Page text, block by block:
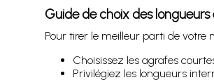
Guide de choix des
Pour tirer le meilleur parti de votre
Choisissez les agrafes
Privilégiez les longueurs